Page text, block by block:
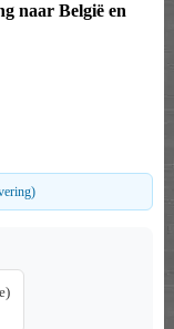
naar België en